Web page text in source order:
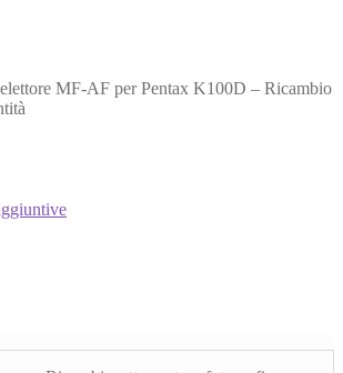
MF-AF per Pentax K100D – Ricambio